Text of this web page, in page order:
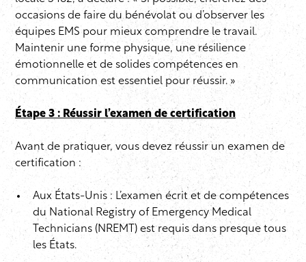
occasions de faire du bénévolat ou d’observer les
équipes EMS pour mieux comprendre le travail.
Maintenir une forme physique, une résilience
émotionnelle et de solides compétences en
communication est essentiel pour réussir. »
Étape 3 : Réussir l’examen de certification
Avant de pratiquer, vous devez réussir un examen de
certification :
Aux États-Unis : L’examen écrit et de compétences
du National Registry of Emergency Medical
Technicians (NREMT) est requis dans presque tous
les États.